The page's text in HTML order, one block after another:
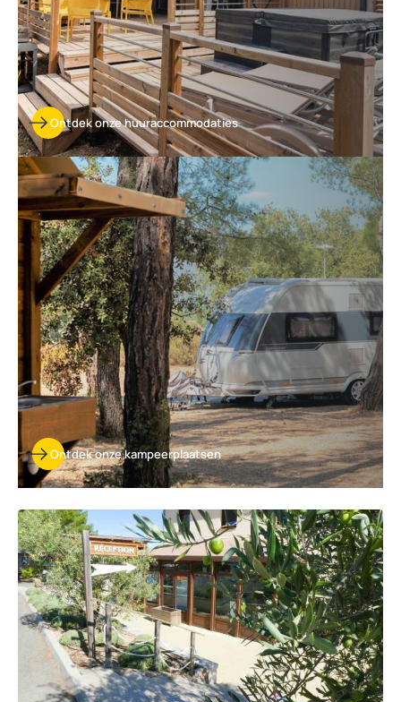
Ontdek onze huuraccommodaties
Ontdek onze kampeerplaatsen
Ontdek
onze
kampeerplaatsen